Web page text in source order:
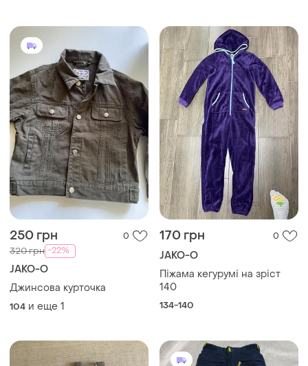
250 грн 0
320 грн -22%
JAKO-O
Джинсова курточка
104 и еще 1
170 грн 0
JAKO-O
Піжама кегурумі на зріст
140
134-140